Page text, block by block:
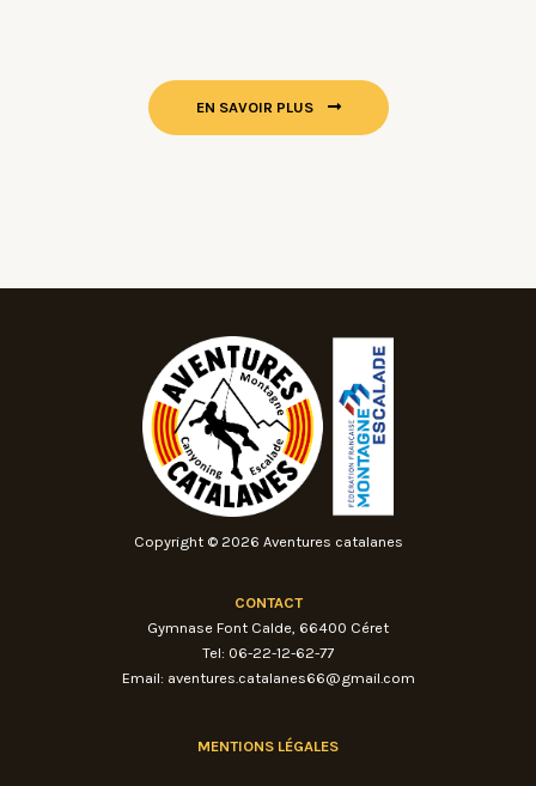
EN SAVOIR PLUS
Copyright © 2026 Aventures catalanes
CONTACT
Gymnase Font Calde, 66400 Céret
Tel: 06-22-12-62-77
Email: aventures.catalanes66@gmail.com
MENTIONS LÉGALES